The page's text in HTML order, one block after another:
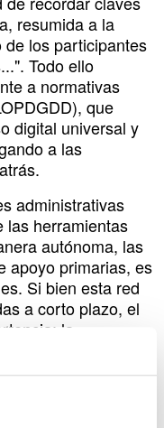
resumida a la
los participantes
Todo ello
a normativas
que
digital universal y
a las
administrativas
las herramientas
autónoma, las
apoyo primarias, es
Si bien esta red
a corto plazo, el
la
sino que
limita